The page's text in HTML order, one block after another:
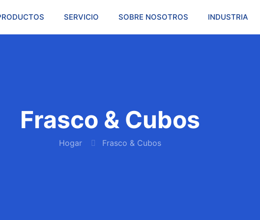
SERVICIO SOBRE NOSOTROS INDUSTRIA
Frasco & Cubos
Hogar Frasco & Cubos